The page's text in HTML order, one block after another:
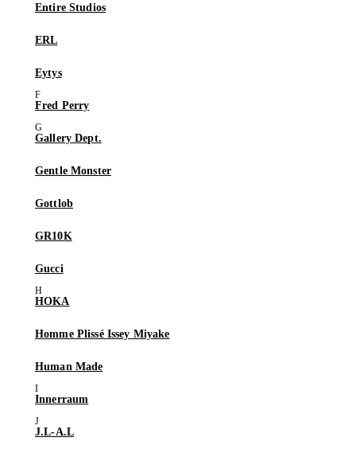
Entire Studios
ERL
Eytys
Fred Perry
Gallery Dept.
Gentle Monster
Gottlob
GR10K
Gucci
HOKA
Homme Plissé Issey Miyake
Human Made
Innerraum
J.L-A.L